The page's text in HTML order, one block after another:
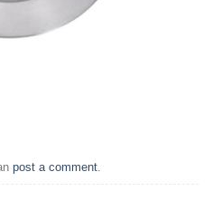
post a comment.